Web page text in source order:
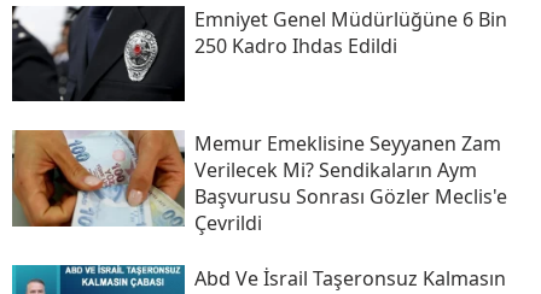
Emniyet Genel Müdürlüğüne 6 Bin
250 Kadro Ihdas Edildi
​memur Emeklisine Seyyanen Zam
Verilecek Mi? Sendikaların Aym
Başvurusu Sonrası Gözler Meclis'e
Çevrildi
Abd Ve İsrail Taşeronsuz Kalmasın